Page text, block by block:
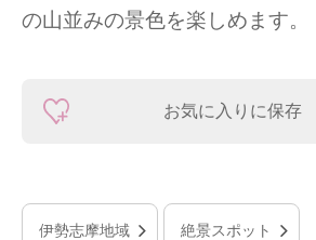
の山並みの景色を楽しめます。
お気に入りに保存
伊勢志摩地域 絶景スポット